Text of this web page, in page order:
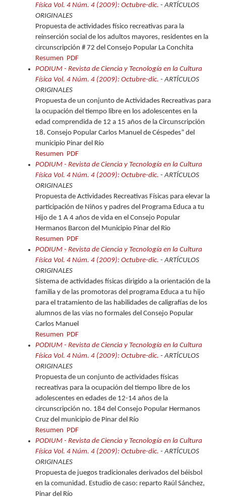
Física Vol. 4 Núm. 4 (2009): Octubre-dic. - ARTÍCULOS
ORIGINALES
Propuesta de actividades físico recreativas para la
reinserción social de los adultos mayores, residentes en la
circunscripción # 72 del Consejo Popular La Conchita
Resumen PDF
PODIUM - Revista de Ciencia y Tecnología en la Cultura
Física Vol. 4 Núm. 4 (2009): Octubre-dic. - ARTÍCULOS
ORIGINALES
Propuesta de un conjunto de Actividades Recreativas para
la ocupación del tiempo libre en los adolescentes en la
edad comprendida de 12 a 15 años de la Circunscripción
18. Consejo Popular Carlos Manuel de Céspedes” del
municipio Pinar del Río
Resumen PDF
PODIUM - Revista de Ciencia y Tecnología en la Cultura
Física Vol. 4 Núm. 4 (2009): Octubre-dic. - ARTÍCULOS
ORIGINALES
Propuesta de Actividades Recreativas Físicas para elevar la
participación de Niños y padres del Programa Educa a tu
Hijo de 1 A 4 años de vida en el Consejo Popular
Hermanos Barcon del Municipio Pinar del Rio
Resumen PDF
PODIUM - Revista de Ciencia y Tecnología en la Cultura
Física Vol. 4 Núm. 4 (2009): Octubre-dic. - ARTÍCULOS
ORIGINALES
Sistema de actividades físicas dirigido a la orientación de la
familia y de las promotoras del programa Educa a tu hijo
para el tratamiento de las habilidades de caligrafías de los
alumnos de las vías no formales del Consejo Popular
Carlos Manuel
Resumen PDF
PODIUM - Revista de Ciencia y Tecnología en la Cultura
Física Vol. 4 Núm. 4 (2009): Octubre-dic. - ARTÍCULOS
ORIGINALES
Propuesta de un conjunto de actividades físicas
recreativas para la ocupación del tiempo libre de los
adolescentes en edades de 12-14 años de la
circunscripción no. 184 del Consejo Popular Hermanos
Cruz del municipio de Pinar del Río
Resumen PDF
PODIUM - Revista de Ciencia y Tecnología en la Cultura
Física Vol. 4 Núm. 4 (2009): Octubre-dic. - ARTÍCULOS
ORIGINALES
Propuesta de juegos tradicionales derivados del béisbol
en la comunidad. Estudio de caso: reparto Raúl Sánchez,
Pinar del Río